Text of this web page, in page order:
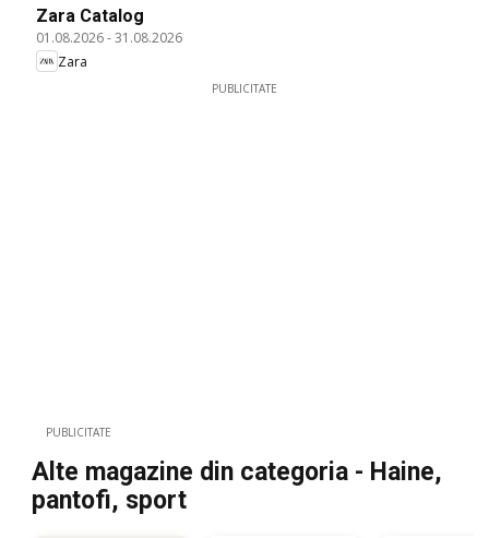
Zara Catalog
01.08.2026-31.08.2026
Zara
PUBLICITATE
PUBLICITATE
Alte magazine din categoria - Haine,
pantofi, sport